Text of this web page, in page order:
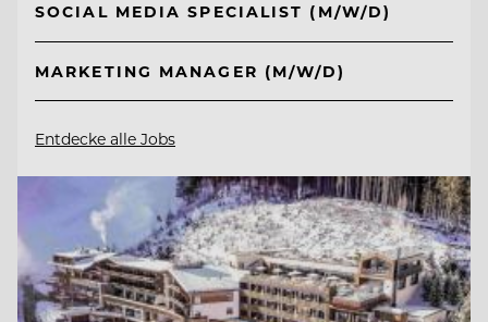
SOCIAL MEDIA SPECIALIST (M/W/D)
MARKETING MANAGER (M/W/D)
Entdecke alle Jobs